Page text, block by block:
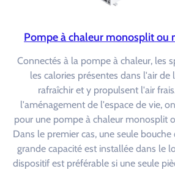
Pompe à chaleur monosplit ou
Connectés à la pompe à chaleur, les
les calories présentes dans l'air de
rafraîchir et y propulsent l'air
l'aménagement de l'espace de vie,
pour une pompe à chaleur monosplit
Dans le premier cas, une seule
grande capacité est installée dans le
dispositif est préférable si une seule